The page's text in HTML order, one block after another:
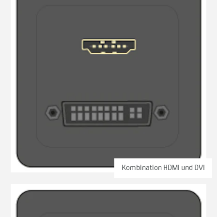
Kombination HDMI und DVI